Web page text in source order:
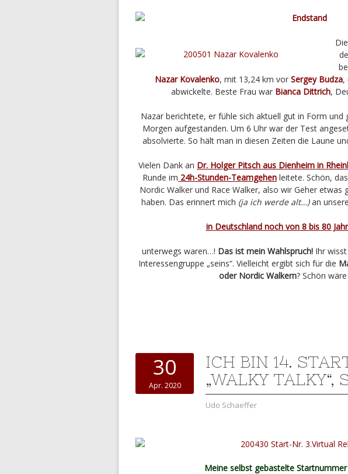
Nazar Kovalenko, mit 13,24 km vor Sergey Budza,
abwickelte. Beste Frau war Bianca Dittrich,
Nazar berichtete, er fühle sich aktuell gut in Form und
Morgen aufgestanden. Um 6 Uhr war der Test
absolvierte. So hält man in diesen Zeiten die Laune
Vielen Dank an Dr. Holger Pitsch aus Dienheim in
Runde im 24h-Stunden-Teamgehen leitete. Schön,
Nordic Walker und Race Walker, also wir Geher
haben. Das erinnert mich (ja ich werde alt…)an
in Deutschland noch von 8 bis 80
unterwegs waren…! Das ist mein Wahlspruch! Ihr
Interessengruppe „seins“. Vielleicht ergibt sich für die
oder Nordic Walkern? Schön
30
Apr. 2020
ICH BIN 14.
„WALKY TALKY“,
Udo Schaeffer
Meine selbst gebastelte